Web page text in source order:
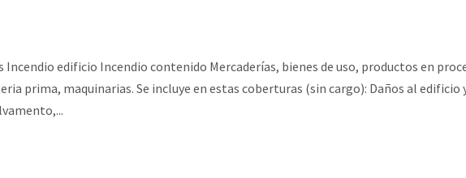
Incendio edificio Incendio contenido Mercaderías, bienes de uso, productos en
prima, maquinarias. Se incluye en estas coberturas (sin cargo): Daños al edificio